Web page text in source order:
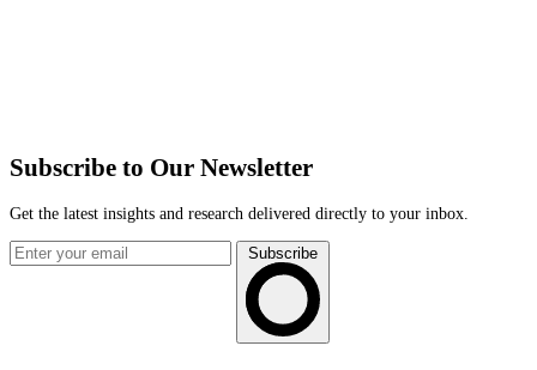
Subscribe to Our Newsletter
Get the latest insights and research delivered directly to your inbox.
Subscribe